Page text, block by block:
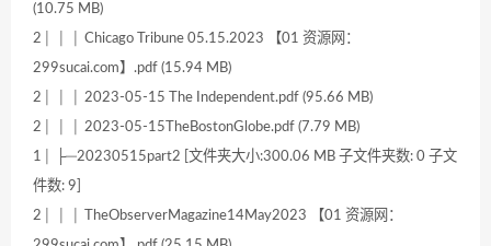
(10.75 MB)
2│ │ │ Chicago Tribune 05.15.2023 【01 资源网：
299sucai.com】.pdf (15.94 MB)
2│ │ │ 2023-05-15 The Independent.pdf (95.66 MB)
2│ │ │ 2023-05-15TheBostonGlobe.pdf (7.79 MB)
1│ ├─20230515part2 [文件夹大小:300.06 MB 子文件夹数: 0 子文
件数: 9]
2│ │ │ TheObserverMagazine14May2023 【01 资源网：